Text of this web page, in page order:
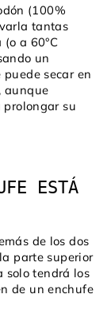
(100%
tantas
a 60°C
un
secar en
aunque
su
ESTÁ
de los dos
parte superior
solo tendrá los
de un enchufe